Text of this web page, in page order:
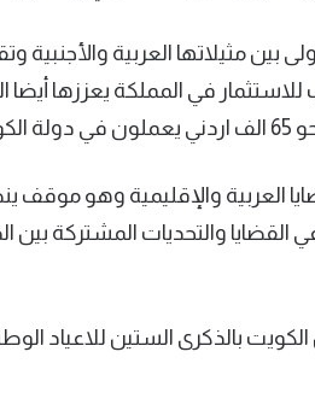
في المملكة يعززها أيضا
العربية والإقليمية وهو موقف
والتحديات المشتركة بين